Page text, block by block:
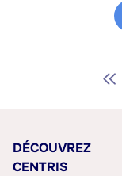
DÉCOUVREZ
CENTRIS